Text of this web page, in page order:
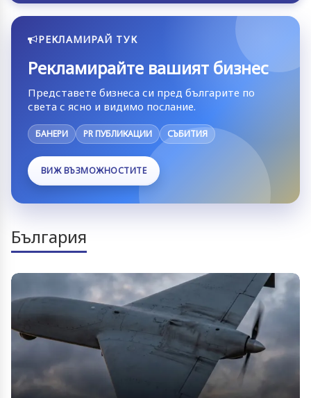
РЕКЛАМИРАЙ ТУК
Рекламирайте вашият бизнес
Представете бизнеса си пред българите по
света с ясно и видимо послание.
БАНЕРИ PR ПУБЛИКАЦИИ СЪБИТИЯ
ВИЖ ВЪЗМОЖНОСТИТЕ
България